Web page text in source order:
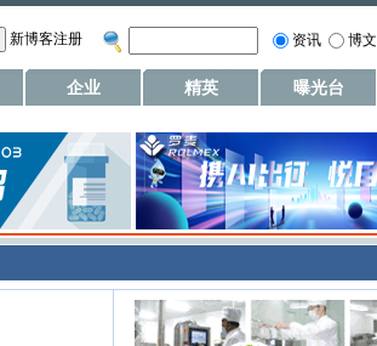
新博客注册 资讯 博文
企业 精英 曝光台